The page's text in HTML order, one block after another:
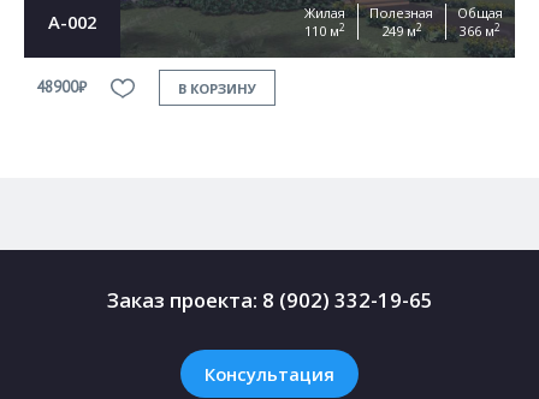
А-002
Жилая
110 м2
Полезная
249 м2
Общая
366 м2
48900₽ В КОРЗИНУ
Заказ проекта: 8 (902) 332-19-65
Консультация